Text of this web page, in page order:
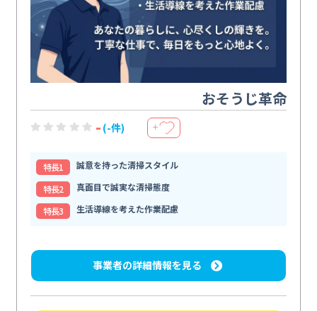
おそうじ革命
- (-件) ＋
特⻑1
誠意を持った清掃スタイル
特⻑2
真面目で誠実な清掃態度
特⻑3
生活導線を考えた作業配慮
事業者の詳細情報を見る